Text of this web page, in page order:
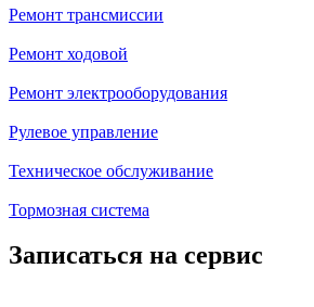
Ремонт трансмиссии
Ремонт ходовой
Ремонт электрооборудования
Рулевое управление
Техническое обслуживание
Тормозная система
Записаться на сервис